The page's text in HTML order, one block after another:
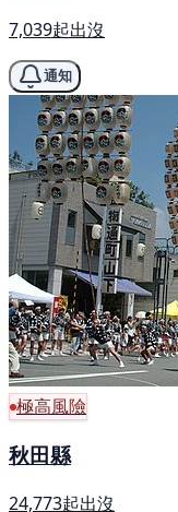
7,039起出沒
通知
極高風險
秋田縣
24,773起出沒